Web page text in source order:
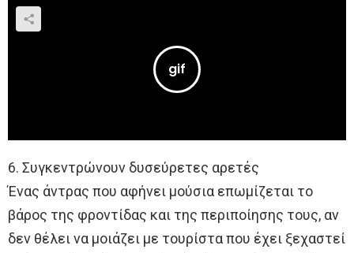
6. Συγκεντρώνουν δυσεύρετες αρετές
Ένας άντρας που αφήνει μούσια επωμίζεται το
βάρος της φροντίδας και της περιποίησης τους, αν
δεν θέλει να μοιάζει με τουρίστα που έχει ξεχαστεί